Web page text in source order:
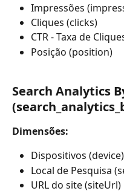
Impressões
Cliques (clicks)
CTR - Taxa de
Posição (position)
Search Analytics
Dimensões:
Dispositivos (device)
Local de Pesquisa
URL do site (siteUrl)